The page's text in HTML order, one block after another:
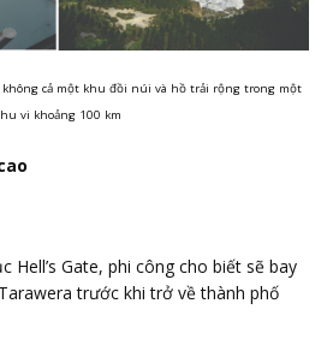
cả một khu đồi núi và hồ trải rộng trong một
vi khoảng 100 km
Hell’s Gate, phi công cho biết sẽ bay
trước khi trở về thành phố